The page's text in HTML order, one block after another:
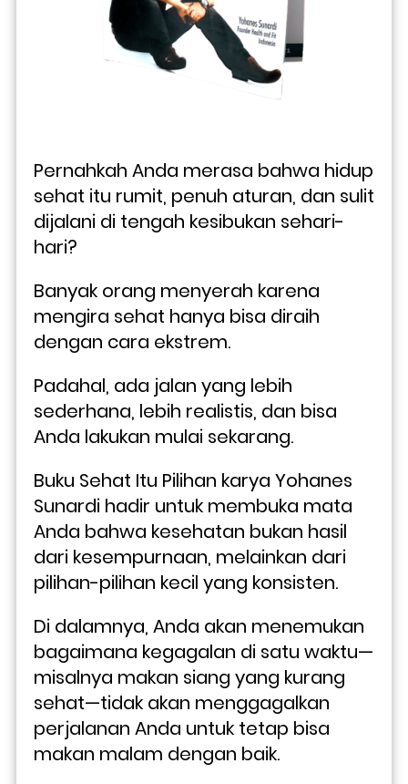
Pernahkah Anda merasa bahwa hidup
sehat itu rumit, penuh aturan, dan sulit
dijalani di tengah kesibukan sehari-
hari?
Banyak orang menyerah karena
mengira sehat hanya bisa diraih
dengan cara ekstrem.
Padahal, ada jalan yang lebih
sederhana, lebih realistis, dan bisa
Anda lakukan mulai sekarang.
Buku Sehat Itu Pilihan karya Yohanes
Sunardi hadir untuk membuka mata
Anda bahwa kesehatan bukan hasil
dari kesempurnaan, melainkan dari
pilihan-pilihan kecil yang konsisten.
Di dalamnya, Anda akan menemukan
bagaimana kegagalan di satu waktu—
misalnya makan siang yang kurang
sehat—tidak akan menggagalkan
perjalanan Anda untuk tetap bisa
makan malam dengan baik.